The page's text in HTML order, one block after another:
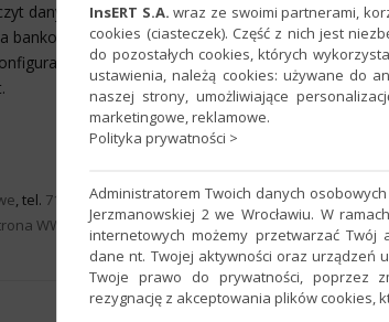
danych z faktur zakupu i sprzedaży.
bankowego, termin płatności itd. System pozwala
programu Insert księgowanie odbywa się
, tel. 71-787-80-07
WWW
InsERT S.A. wraz ze swoimi partnerami,
cookies (ciasteczek). Część z nich jest
do pozostałych cookies, których
ustawienia, należą cookies: używane do
naszej strony, umożliwiające
marketingowe, reklamowe.
Polityka prywatności >
Administratorem Twoich danych
Jerzmanowskiej 2 we Wrocławiu. W
internetowych możemy przetwarzać
dane nt. Twojej aktywności oraz urządzeń
Twoje prawo do prywatności, poprzez
rezygnację z akceptowania plików cookies,